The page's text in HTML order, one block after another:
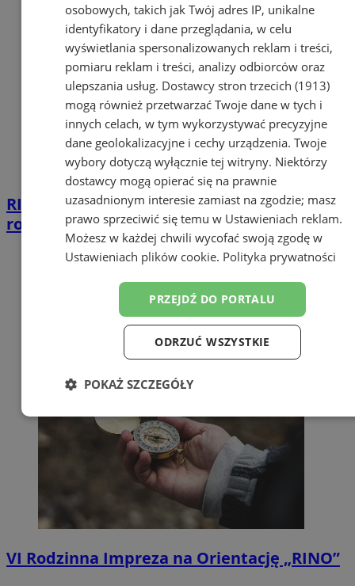
RINO 2025 w Orzeszu – sprawdź szczegóły
rodzinnej imprezy na orientację
VI Rodzinna Impreza na Orientację „RINO”
osobowych, takich jak Twój adres IP, unikalne
identyfikatory i dane przeglądania, w celu
wyświetlania spersonalizowanych reklam i treści,
pomiaru reklam i treści, analizy odbiorców oraz
ulepszania usług. Dostawcy stron trzecich (1913)
mogą również przetwarzać Twoje dane w tych i
innych celach, w tym wykorzystywać precyzyjne
dane geolokalizacyjne i cechy urządzenia. Twoje
wybory dotyczą wyłącznie tej witryny. Niektórzy
dostawcy mogą opierać się na prawnie
uzasadnionym interesie zamiast na zgodzie; masz
prawo sprzeciwić się temu w Ustawieniach reklam.
Możesz w każdej chwili wycofać swoją zgodę w
Ustawieniach plików cookie. Polityka prywatności
PRZEJDŹ DO PORTALU
ODRZUĆ WSZYSTKIE
POKAŻ SZCZEGÓŁY
Niezbędne Wydajność Targetowanie
Funkcjonalność Niesklasyfikowane